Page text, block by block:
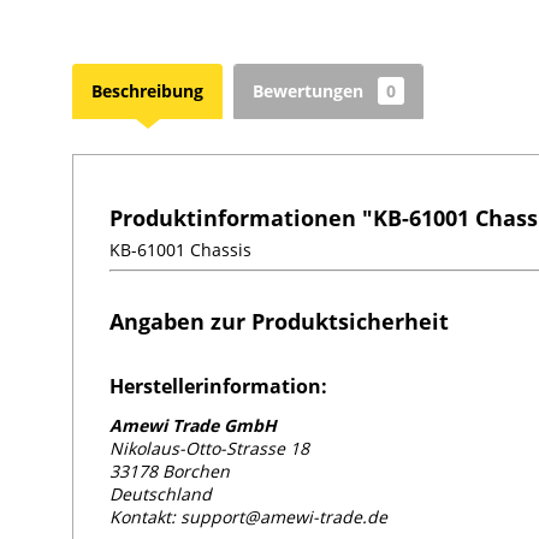
Beschreibung Bewertungen 0
Produktinformationen "KB-61001
KB-61001 Chassis
Angaben zur Produktsicherheit
Herstellerinformation:
Amewi Trade GmbH
Nikolaus-Otto-Strasse 18
33178 Borchen
Deutschland
Kontakt: support@amewi-trade.de